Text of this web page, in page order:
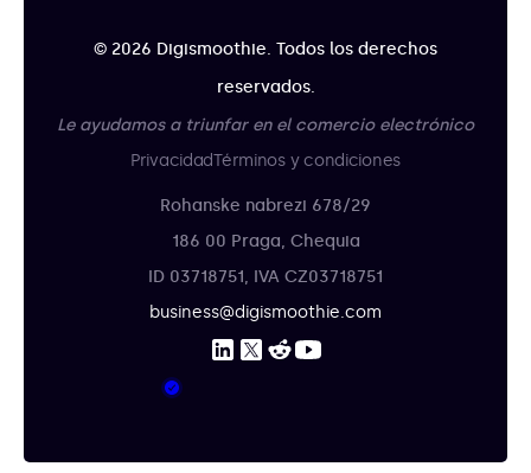
© 2026 Digismoothie. Todos los derechos
reservados.
Le ayudamos a triunfar en el comercio electrónico
PrivacidadTérminos y condiciones
Rohanske nabrezi 678/29
186 00 Praga, Chequia
ID 03718751, IVA CZ03718751
business@digismoothie.com